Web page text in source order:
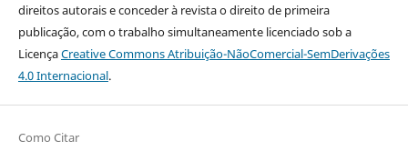
direitos autorais e conceder à revista o direito de primeira
publicação, com o trabalho simultaneamente licenciado sob a
LicençaCreative Commons Atribuição-NãoComercial-SemDerivações
4.0 Internacional.
Como Citar